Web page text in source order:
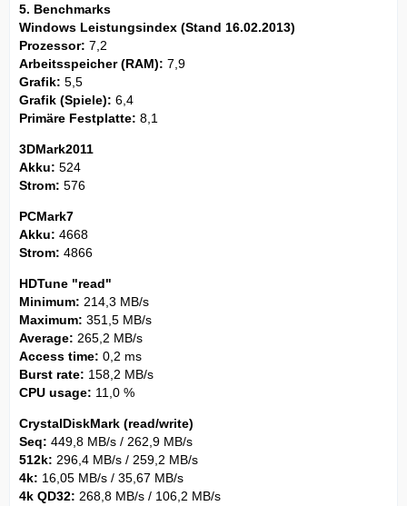
5. Benchmarks
Windows Leistungsindex (Stand 16.02.2013)
Prozessor: 7,2
Arbeitsspeicher (RAM): 7,9
Grafik: 5,5
Grafik (Spiele): 6,4
Primäre Festplatte: 8,1
3DMark2011
Akku: 524
Strom: 576
PCMark7
Akku: 4668
Strom: 4866
HDTune "read"
Minimum: 214,3 MB/s
Maximum: 351,5 MB/s
Average: 265,2 MB/s
Access time: 0,2 ms
Burst rate: 158,2 MB/s
CPU usage: 11,0 %
CrystalDiskMark (read/write)
Seq: 449,8 MB/s / 262,9 MB/s
512k: 296,4 MB/s / 259,2 MB/s
4k: 16,05 MB/s / 35,67 MB/s
4k QD32: 268,8 MB/s / 106,2 MB/s